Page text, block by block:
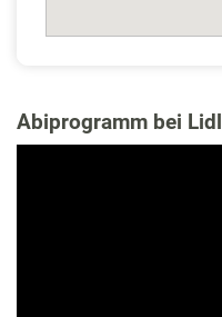
Abiprogramm bei Lidl